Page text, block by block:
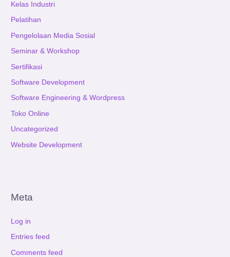
Kelas Industri
Pelatihan
Pengelolaan Media Sosial
Seminar & Workshop
Sertifikasi
Software Development
Software Engineering & Wordpress
Toko Online
Uncategorized
Website Development
Meta
Log in
Entries feed
Comments feed